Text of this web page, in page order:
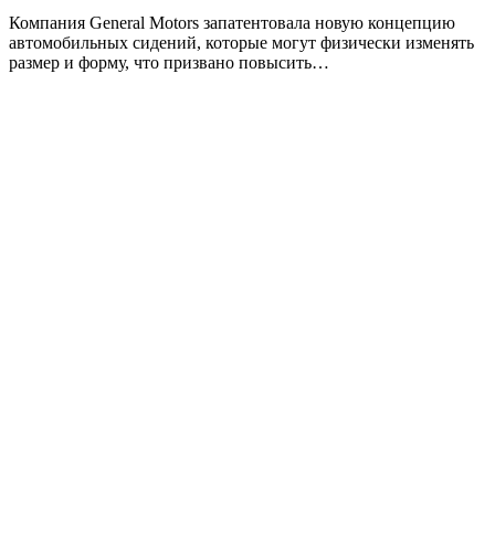
Компания General Motors запатентовала новую концепцию
автомобильных сидений, которые могут физически изменять
размер и форму, что призвано повысить…